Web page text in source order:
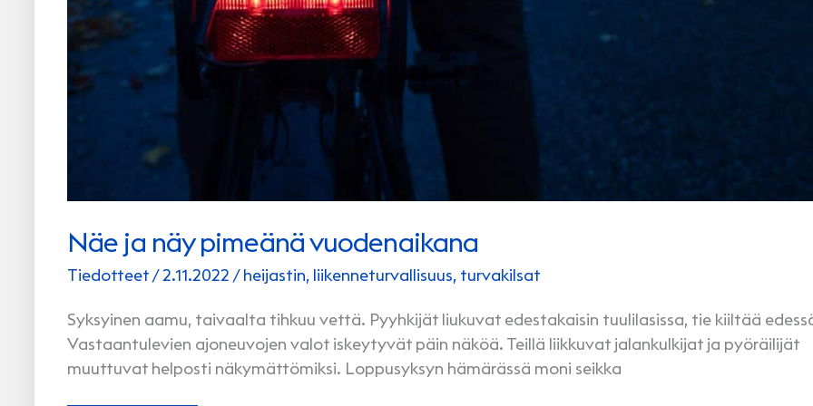
Näe ja näy pimeänä vuodenaikana
Tiedotteet/2.11.2022 /heijastin, liikenneturvallisuus, turvakilsat
Syksyinen aamu, taivaalta tihkuu vettä. Pyyhkijät liukuvat edestakaisin tuulilasissa, tie kiiltää
Vastaantulevien ajoneuvojen valot iskeytyvät päin näköä. Teillä liikkuvat jalankulkijat ja pyöräilijät
muuttuvat helposti näkymättömiksi. Loppusyksyn hämärässä moni seikka